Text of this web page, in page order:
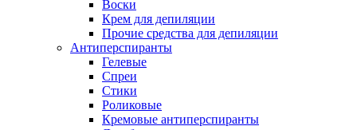
Воски
Крем для депиляции
Прочие средства для депиляции
Антиперспиранты
Гелевые
Спреи
Стики
Роликовые
Кремовые антиперспиранты